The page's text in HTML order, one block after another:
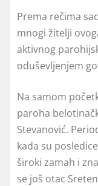
Prema rečima
mnogi žitelji
aktivnog
oduševljenjem
Na samom
paroha
Stevanović.
kada su
široki zamah i
se još otac